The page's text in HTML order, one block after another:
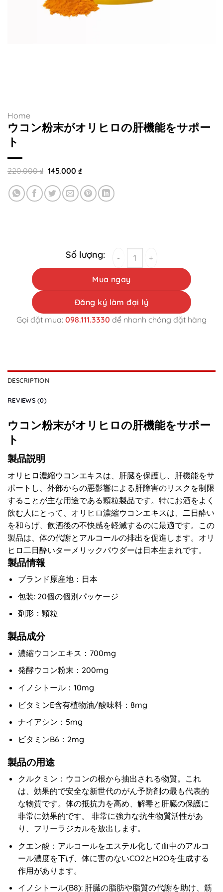
Home
ウコン粉末がオリヒロの肝機能をサポー
ト
220.000₫ Original
was:
220.000 ₫.
145.000 ₫Current
is:
145.000 ₫.
ウコン粉末がオリヒロの肝機能をサポート
Mua ngay
Đăng ký làm đại lý
Gọi đặt mua: 098.111.3330 để nhanh chóng đặt hàng
DESCRIPTION
REVIEWS (0)
ウコン粉末がオリヒロの肝機能をサポー
ト
製品説明
オリヒロ濃縮ウコンエキスは、肝臓を保護し、肝機能をサ
ポートし、外部からの悪影響による肝障害のリスクを制限
することが主な用途である顆粒製品です。特にお酒をよく
飲む人にとって、オリヒロ濃縮ウコンエキスは、二日酔い
を和らげ、飲酒後の不快感を軽減するのに最適です。この
製品は、体の代謝とアルコールの排出を促進します。オリ
ヒロ二日酔いターメリックパウダーは日本生まれです。
製品情報
ブランド原産地：日本
包装: 20個の個別パッケージ
剤形：顆粒
製品成分
濃縮ウコンエキス：700mg
発酵ウコン粉末：200mg
イノシトール：10mg
ビタミンE含有植物油/酸味料：8mg
ナイアシン：5mg
ビタミンB6：2mg
製品の用途
クルクミン：ウコンの根から抽出される物質。これ
は、効果的で安全な新世代のがん予防剤の最も代表的
な物質です。体の抵抗力を高め、解毒と肝臓の保護に
非常に効果的です。 非常に強力な抗生物質活性があ
り、フリーラジカルを放出します。
クエン酸：アルコールをエステル化して血中のアルコ
ール濃度を下げ、体に害のないCO2とH2Oを生成する
作用があります。
イノシトール(B8): 肝臓の脂肪や脂質の代謝を助け、筋